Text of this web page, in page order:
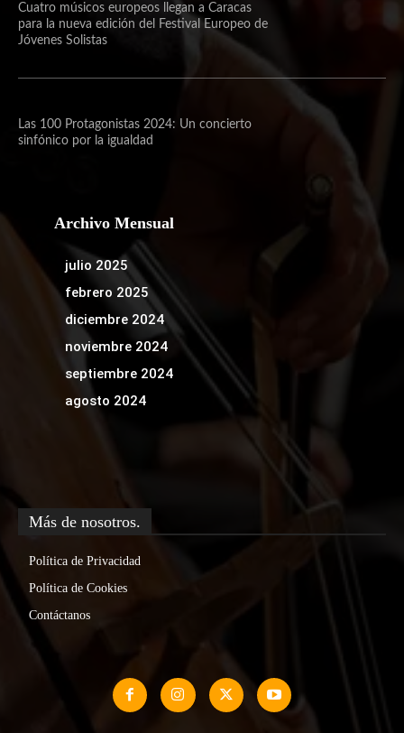
Cuatro músicos europeos llegan a Caracas
para la nueva edición del Festival Europeo de
Jóvenes Solistas
Las 100 Protagonistas 2024: Un concierto
sinfónico por la igualdad
Archivo Mensual
julio 2025
febrero 2025
diciembre 2024
noviembre 2024
septiembre 2024
agosto 2024
Más de nosotros.
Política de Privacidad
Política de Cookies
Contáctanos